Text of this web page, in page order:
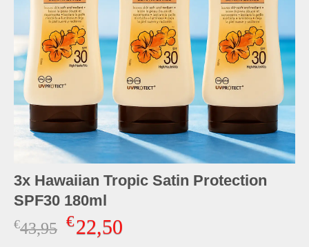
3x Hawaiian Tropic Satin Protection
SPF30 180ml
€43,95 Oorspronkelijke
€22,50Huidige